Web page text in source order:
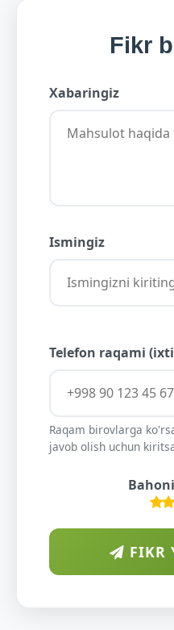
Fikr
Xabaringiz
Ismingiz
Telefon raqami
Raqam birovlarga
javob olish uchun
FIKR